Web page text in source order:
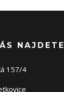
NAJDETE
157/4